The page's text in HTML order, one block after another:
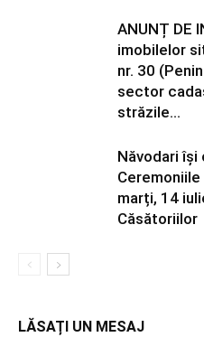
ANUNȚ DE
imobilelor
nr. 30
sector
străzile...
Năvodari își
marți, 14
Căsătoriilor
LĂSAȚI UN MESAJ